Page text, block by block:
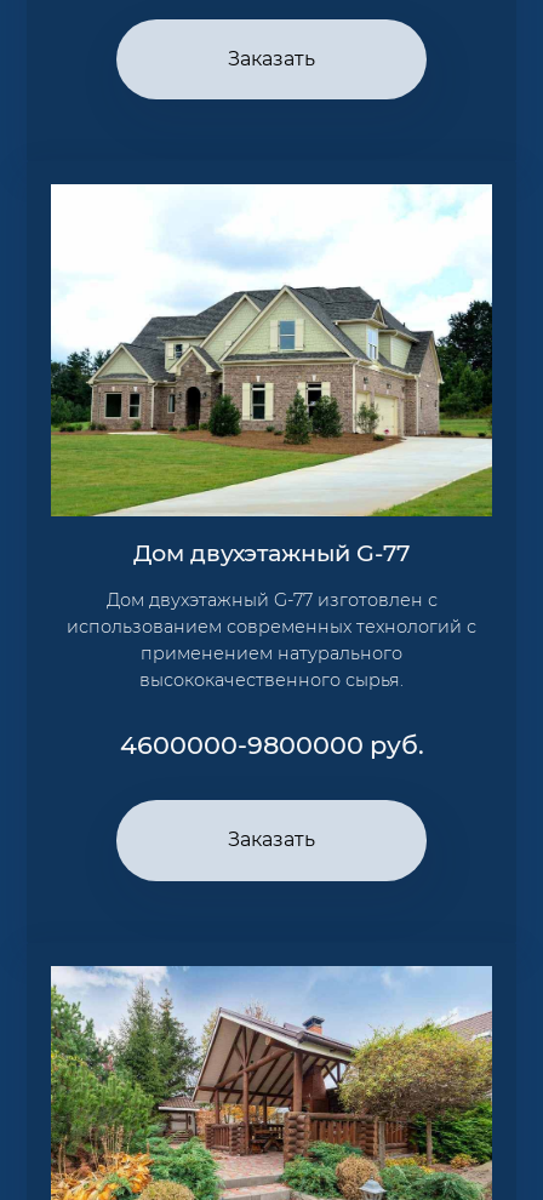
Заказать
Дом двухэтажный G-77
Дом двухэтажный G-77 изготовлен с
использованием современных технологий с
применением натурального
высококачественного сырья.
4600000-9800000 руб.
Заказать